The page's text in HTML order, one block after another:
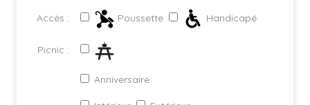
Accès : Poussette Handicapé
Picnic :
Anniversaire